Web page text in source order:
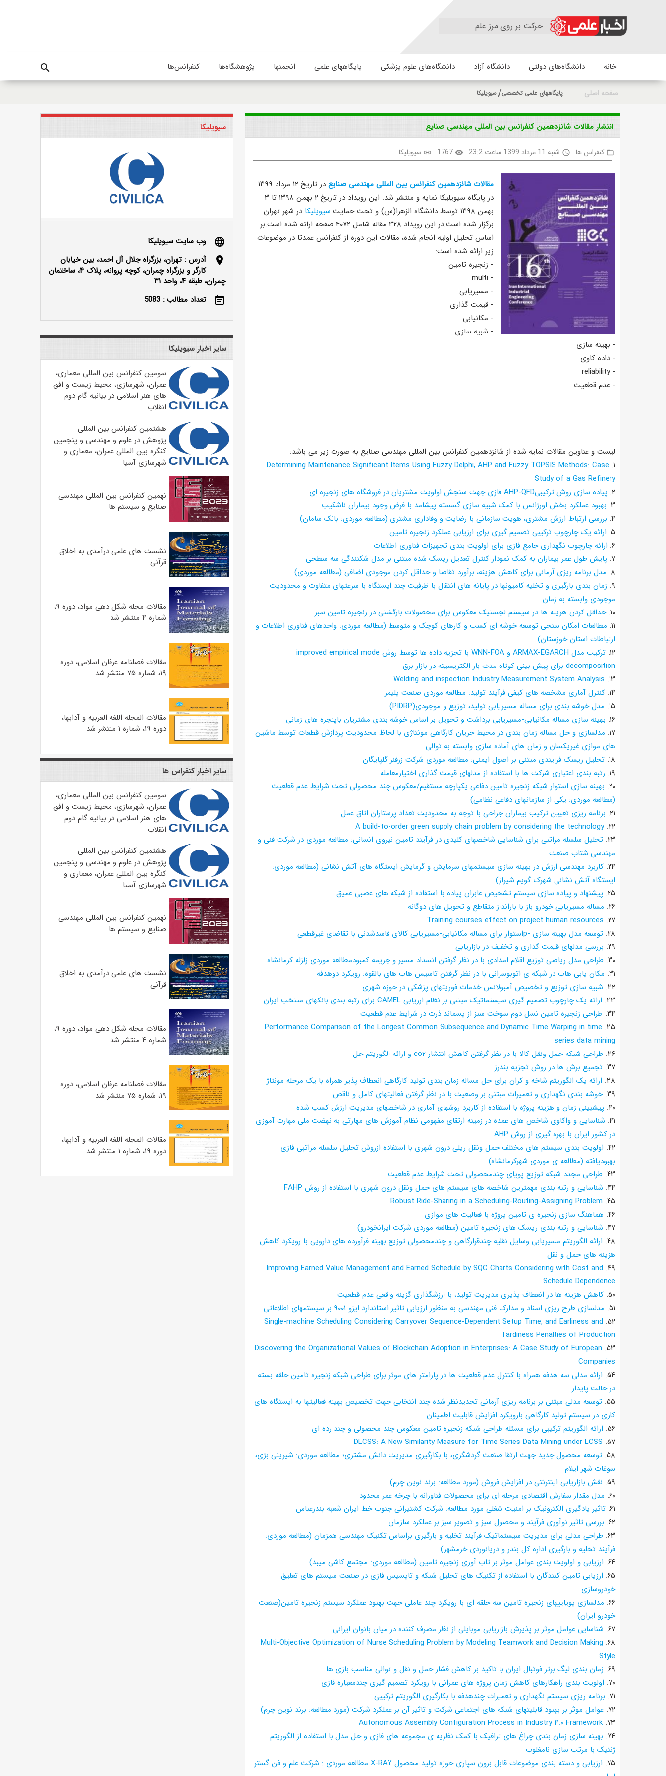
حرکت بر روی مرز علم
خانه دانشگاه‌های دولتی دانشگاه آزاد دانشگاه‌های علوم پزشکی پایگاههای علمی انجمنها پژوهشگاه‌ها کنفرانس‌ها search
صفحه اصلی پایگاههای علمی تخصصی سیویلیکا
انتشار مقالات شانزدهمین کنفرانس بین المللی مهندسی صنایع
folder_open کنفراس ها access_time شنبه 11 مرداد 1399 ساعت 23:2 visibility
1767
link سیویلیکا
مقالات شانزدهمین کنفرانس بین المللی مهندسی صنایع
در تاریخ ۱۲ مرداد ۱۳۹۹
در پایگاه سیویلیکا نمایه و منتشر شد. این رویداد در تاریخ ۲ بهمن ۱۳۹۸ تا ۳
بهمن ۱۳۹۸ توسط دانشگاه الزهرا(س) و تحت حمایت
سیویلیکا در شهر تهران
برگزار شده است.در این رویداد ۳۲۸ مقاله شامل ۴۰۷۲ صفحه ارائه شده است.بر
اساس تحلیل اولیه انجام شده، مقالات این دوره از کنفرانس عمدتا در موضوعات
زیر ارائه شده است:
- زنجیره تامین
- multi
- مسیریابی
- قیمت گذاری
- مکانیابی
- شبیه سازی
- بهینه سازی
- داده کاوی
- reliability
- عدم قطعیت
لیست و عناوین مقالات نمایه شده از شانزدهمین کنفرانس بین المللی مهندسی صنایع به صورت زیر می باشد:
۱. Determining Maintenance Significant Items Using Fuzzy Delphi, AHP and Fuzzy TOPSIS Methods: Case
Study of a Gas Refinery
۲. پیاده سازی روش ترکیبیAHP-QFD فازی جهت سنجش اولویت مشتریان در فروشگاه های زنجیره ای
۳. بهبود عملکرد بخش اورژانس با کمک شبیه سازی گسسته پیشامد با فرض وجود بیماران ناشکیب
۴. بررسی ارتباط ارزش مشتری، هویت سازمانی با رضایت و وفاداری مشتری (مطالعه موردی: بانک سامان)
۵. ارائه یک چارچوب ترکیبی تصمیم گیری برای ارزیابی عملکرد زنجیره تامین
۶. ارائه چارچوب نگهداری جامع فازی برای اولویت بندی تجهیزات فناوری اطلاعات
۷. پایش طول عمر بیماران به کمک نمودار کنترل تعدیل ریسک شده مبتنی بر مدل شکنندگی سه سطحی
۸. مدل برنامه ریزی آرمانی برای کاهش هزینه، برآورد تقاضا و حداقل کردن موجودی اضافی (مطالعه موردی)
۹. زمان بندی بارگیری و تخلیه کامیونها در پایانه های انتقال با ظرفیت چند ایستگاه با سرعتهای متفاوت و محدودیت
موجودی وابسته به زمان
۱۰. حداقل کردن هزینه ها در سیستم لجستیک معکوس برای محصولات بازگشتی در زنجیره تامین سبز
۱۱. مطالعات امکان سنجی توسعه خوشه ای کسب و کارهای کوچک و متوسط (مطالعه موردی: واحدهای فناوری اطلاعات و
ارتباطات استان خوزستان)
۱۲.
ترکیب مدل ARMAX-EGARCH و WNN-FOA با تجزیه داده ها توسط روش improved empirical mode
decomposition برای پیش بینی کوتاه مدت بار الکتریسیته در بازار برق
۱۳. Welding and inspection Industry Measurement System Analysis
۱۴. کنترل آماری مشخصه های کیفی فرآیند تولید: مطالعه موردی صنعت پلیمر
۱۵. مدل خوشه بندی برای مساله مسیریابی تولید، توزیع و موجودی(PIDRP)
۱۶. بهینه سازی مساله مکانیابی-مسیریابی برداشت و تحویل بر اساس خوشه بندی مشتریان باپنجره های زمانی
۱۷. مدلسازی و حل مساله زمان بندی در محیط جریان کارگاهی مونتاژی با لحاظ محدودیت پردازش قطعات توسط ماشین
های موازی غیریکسان و زمان های آماده سازی وابسته به توالی
۱۸. تحلیل ریسک فرایندی مبتنی بر اصول ایمنی: مطالعه موردی شرکت زرفنر گلپایگان
۱۹. رتبه بندی اعتباری شرکت ها با استفاده از مدلهای قیمت گذاری اختیارمعامله
۲۰. بهینه سازی استوار شبکه زنجیره تامین دفاعی یکپارچه مستقیم/معکوس چند محصولی تحت شرایط عدم قطعیت
(مطالعه موردی: یکی از سازمانهای دفاعی نظامی)
۲۱. برنامه ریزی تعیین ترکیب بیماران جراحی با توجه به محدودیت تعداد پرستاران اتاق عمل
۲۲. A build-to-order green supply chain problem by considering the technology
۲۳. تحلیل سلسله مراتبی برای شناسایی شاخصهای کلیدی در فرآیند تامین نیروی انسانی: مطالعه موردی در شرکت فنی و
مهندسی شتاب صنعت
۲۴. کاربرد مهندسی ارزش در بهینه سازی سیستمهای سرمایش و گرمایش ایستگاه های آتش نشانی (مطالعه موردی:
ایستگاه آتش نشانی شهرک گویم شیراز)
۲۵. پیشنهاد و پیاده سازی سیستم تشخیص عابران پیاده با استفاده از شبکه های عصبی عمیق
۲۶. مساله مسیریابی خودرو باز با بارانداز متقاطع و تحویل های دوگانه
۲۷. Training courses effect on project human resources
۲۸. توسعه مدل بهینه سازی -pاستوار برای مساله مکانیابی-مسیریابی کالای فاسدشدنی با تقاضای غیرقطعی
۲۹. بررسی مدلهای قیمت گذاری و تخفیف در بازاریابی
۳۰. طراحی مدل ریاضی توزیع اقلام امدادی با در نظر گرفتن انسداد مسیر و جریمه کمبودمطالعه موردی زلزله کرمانشاه
۳۱. مکان یابی هاب در شبکه ی اتوبوسرانی با در نظر گرفتن تاسیس هاب های بالقوه: رویکرد دوهدفه
۳۲. شبیه سازی توزیع و تخصیص آمبولانس خدمات فوریتهای پزشکی در حوزه شهری
۳۳. ارائه یک چارچوب تصمیم گیری سیستماتیک مبتنی بر نظام ارزیابی CAMEL برای رتبه بندی بانکهای منتخب ایران
۳۴. طراحی زنجیره تامین نسل دوم سوخت سبز از پسماند ذرت در شرایط عدم قطعیت
۳۵. Performance Comparison of the Longest Common Subsequence and Dynamic Time Warping in time
series data mining
۳۶. طراحی شبکه حمل ونقل کالا با در نظر گرفتن کاهش انتشار co۲ و ارائه الگوریتم حل
۳۷. تجمیع برش ها در روش تجزیه بندرز
۳۸. ارائه یک الگوریتم شاخه و کران برای حل مساله زمان بندی تولید کارگاهی انعطاف پذیر همراه با یک مرحله مونتاژ
۳۹. خوشه بندی نگهداری و تعمیرات مبتنی بر وضعیت با در نظر گرفتن فعالیتهای کامل و ناقص
۴۰. پیشبینی زمان و هزینه پروژه با استفاده از کاربرد روشهای آماری در شاخصهای مدیریت ارزش کسب شده
۴۱. شناسایی و واکاوی شاخص های عمده در زمینه ارتقای مفهومی نظام آموزش های مهارتی به نهضت ملی مهارت آموزی
در کشور ایران با بهره گیری از روش AHP
۴۲. اولویت بندی سیستم های مختلف حمل ونقل ریلی درون شهری با استفاده ازروش تحلیل سلسله مراتبی فازی
بهبودیافته (مطالعه ی موردی شهرکرمانشاه)
۴۳. طراحی مجدد شبکه توزیع پویای چندمحصولی تحت شرایط عدم قطعیت
۴۴. شناسایی و رتبه بندی مهمترین شاخصه های سیستم های حمل ونقل درون شهری با استفاده از روش FAHP
۴۵. Robust Ride-Sharing in a Scheduling-Routing-Assigning Problem
۴۶. هماهنگ سازی زنجیره ی تامین پروژه با فعالیت های موازی
۴۷. شناسایی و رتبه بندی ریسک های زنجیره تامین (مطالعه موردی شرکت ایرانخودرو)
۴۸. ارائه الگوریتم مسیریابی وسایل نقلیه چندقرارگاهی و چندمحصولی توزیع بهینه فرآورده های دارویی با رویکرد کاهش
هزینه های حمل و نقل
۴۹. Improving Earned Value Management and Earned Schedule by SQC Charts Considering with Cost and
Schedule Dependence
۵۰. کاهش هزینه ها در انعطاف پذیری مدیریت تولید، با ارزشگذاری گزینه واقعی عدم قطعیت
۵۱. مدلسازی طرح ریزی اسناد و مدارک فنی مهندسی به منظور ارزیابی تاثیر استاندارد ایزو ۹۰۰۱ بر سیستمهای اطلاعاتی
۵۲. Single-machine Scheduling Considering Carryover Sequence-Dependent Setup Time, and Earliness and
Tardiness Penalties of Production
۵۳. Discovering the Organizational Values of Blockchain Adoption in Enterprises: A Case Study of European
Companies
۵۴. ارائه مدلی سه هدفه همراه با کنترل عدم قطعیت ها در پارامتر های موثر برای طراحی شبکه زنجیره تامین حلقه بسته
در حالت پایدار
۵۵. توسعه مدلی مبتنی بر برنامه ریزی آرمانی تجدیدنظر شده چند انتخابی جهت تخصیص بهینه فعالیتها به ایستگاه های
کاری در سیستم تولید کارگاهی بارویکرد افزایش قابلیت اطمینان
۵۶. ارائه الگوریتم ترکیبی برای مسئله طراحی شبکه زنجیره تامین معکوس چند محصولی و چند رده ای
۵۷. DLCSS: A New Similarity Measure for Time Series Data Mining under LCSS
۵۸. توسعه محصول جدید جهت ارتقا صنعت گردشگری، با بکارگیری مدیریت دانش مشتری؛ مطالعه موردی: شیرینی بژی،
سوغات شهر ایلام
۵۹. نقش بازاریابی اینترنتی در افزایش فروش (مورد مطالعه: برند نوین چرم)
۶۰. مدل مقدار سفارش اقتصادی مرحله ای برای محصولات فناورانه با چرخه عمر محدود
۶۱. تاثیر یادگیری الکترونیک بر امنیت شغلی مورد مطالعه: شرکت کشتیرانی جنوب خط ایران شعبه بندرعباس
۶۲. بررسی تاثیر نوآوری فرآیند و محصول سبز و تصویر سبز بر عملکرد سازمان
۶۳. طراحی مدلی برای مدیریت سیستماتیک فرآیند تخلیه و بارگیری براساس تکنیک مهندسی همزمان (مطالعه موردی:
فرآیند تخلیه و بارگیری اداره کل بندر و دریانوردی خرمشهر)
۶۴. ارزیابی و اولویت بندی عوامل موثر بر تاب آوری زنجیره تامین (مطالعه موردی: مجتمع کاشی میبد)
۶۵. ارزیابی تامین کنندگان با استفاده از تکنیک های تحلیل شبکه و تاپسیس فازی در صنعت سیستم های تعلیق
خودروسازی
۶۶. مدلسازی پویاییهای زنجیره تامین سه حلقه ای با رویکرد چند عاملی جهت بهبود عملکرد سیستم زنجیره تامین(صنعت
خودرو ایران)
۶۷. شناسایی عوامل موثر بر پذیرش بازاریابی موبایلی از نظر مصرف کننده در میان بانوان ایرانی
۶۸. Multi-Objective Optimization of Nurse Scheduling Problem by Modeling Teamwork and Decision Making
Style
۶۹. زمان بندی لیگ برتر فوتبال ایران با تاکید بر کاهش فشار حمل و نقل و توالی مناسب بازی ها
۷۰. اولویت بندی راهکارهای کاهش زمان پروژه های عمرانی با رویکرد تصمیم گیری چندمعیاره فازی
۷۱. برنامه ریزی سیستم نگهداری و تعمیرات چندهدفه با بکارگیری الگوریتم ترکیبی
۷۲. عوامل موثر بر بهبود قابلیتهای شبکه های اجتماعی شرکت و تاثیر آن بر عملکرد شرکت (مورد مطالعه: برند نوین چرم)
۷۳. Autonomous Assembly Configuration Process in Industry ۴.۰ Framework
۷۴. بهینه سازی زمان بندی چراغ های ترافیک با کمک نظریه ی مجموعه های فازی و حل مدل با استفاده از الگوریتم
ژنتیک با مرتب سازی نامغلوب
۷۵.
ارزیابی و دسته بندی موضوعات قابل برون سپاری حوزه تولید محصول X-RAY مطالعه موردی : شرکت علم و فن گستر
سیویلیکا
language
وب سایت سیویلیکا
location_on
آدرس : تهران، بزرگراه جلال آل احمد، بین خیابان
کارگر و بزرگراه چمران، کوچه پروانه، پلاک ۴، ساختمان
چمران، طبقه ۴، واحد ۳۱
event_note
تعداد مطالب : 5083
سایر اخبار سیویلیکا
سومین کنفرانس بین المللی معماری،
عمران، شهرسازی، محیط زیست و افق
های هنر اسلامی در بیانیه گام دوم
انقلاب
هشتمین کنفرانس بین المللی
پژوهش در علوم و مهندسی و پنجمین
کنگره بین المللی عمران، معماری و
شهرسازی آسیا
نهمین کنفرانس بین المللی مهندسی
صنایع و سیستم­ ها
نشست های علمی درآمدی به اخلاق
قرآنی
مقالات مجله شکل دهی مواد، دوره ۹،
شماره ۴ منتشر شد
مقالات فصلنامه عرفان اسلامی، دوره
۱۹، شماره ۷۵ منتشر شد
مقالات المجله اللغه العربیه و آدابها،
دوره ۱۹، شماره ۱ منتشر شد
سایر اخبار کنفراس ها
سومین کنفرانس بین المللی معماری،
عمران، شهرسازی، محیط زیست و افق
های هنر اسلامی در بیانیه گام دوم
انقلاب
هشتمین کنفرانس بین المللی
پژوهش در علوم و مهندسی و پنجمین
کنگره بین المللی عمران، معماری و
شهرسازی آسیا
نهمین کنفرانس بین المللی مهندسی
صنایع و سیستم­ ها
نشست های علمی درآمدی به اخلاق
قرآنی
مقالات مجله شکل دهی مواد، دوره ۹،
شماره ۴ منتشر شد
مقالات فصلنامه عرفان اسلامی، دوره
۱۹، شماره ۷۵ منتشر شد
مقالات المجله اللغه العربیه و آدابها،
دوره ۱۹، شماره ۱ منتشر شد